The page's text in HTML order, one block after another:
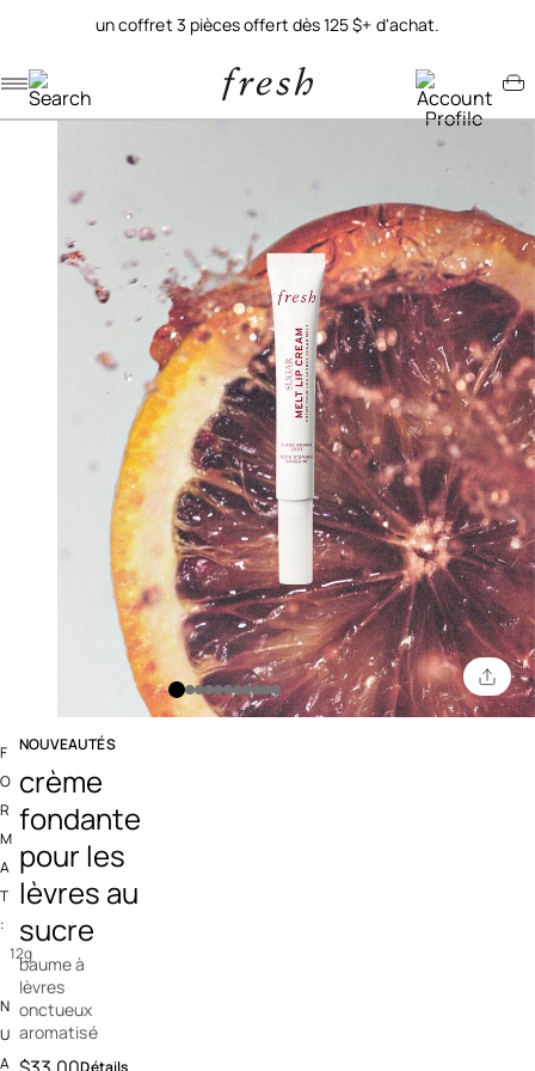
un coffret 3 pièces offert dès 125 $+ d'achat.
NOUVEAUTÉS
5 out of 5 Customer Rating
crème
fondante
pour les
lèvres au
sucre
baume à
lèvres
onctueux
aromatisé
Détails
crème fondante pour les lèvres au sucre
F
O
R
M
A
T
:
12g
N
U
A